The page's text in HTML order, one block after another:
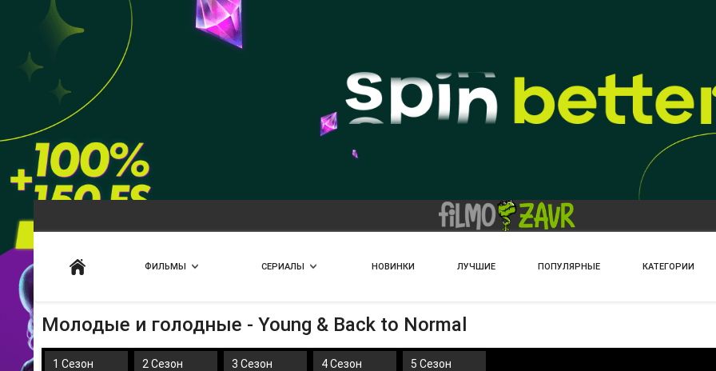
ФИЛЬМЫ СЕРИАЛЫ НОВИНКИ ЛУЧШИЕ ПОПУЛЯРНЫЕ КАТЕГОРИИ
Молодые и голодные - Young & Back to Normal
1 Сезон 2 Сезон 3 Сезон 4 Сезон 5 Сезон